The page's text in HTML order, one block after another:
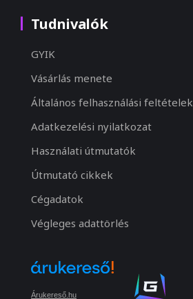
Tudnivalók
GYIK
Vásárlás menete
Általános felhasználási feltételek
Adatkezelési nyilatkozat
Használati útmutatók
Útmutató cikkek
Cégadatok
Végleges adattörlés
Árukereső.hu